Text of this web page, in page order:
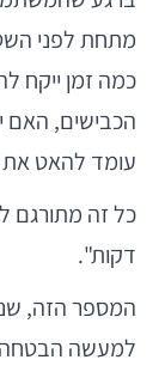
מתחת לפני
כמה זמן ייקח
הכבישים, האם
עומד להאט
דקות".
המספר הזה,
למעשה הבטחה